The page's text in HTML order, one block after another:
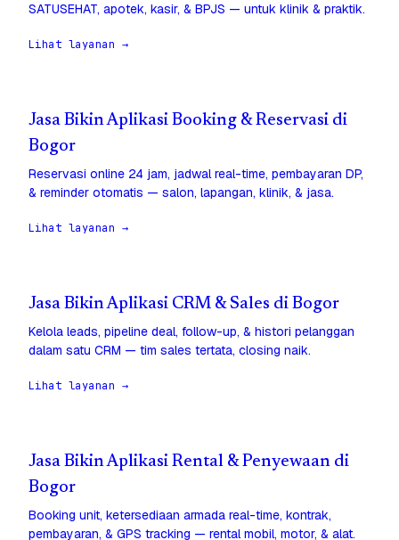
SATUSEHAT, apotek, kasir, & BPJS — untuk klinik & praktik.
Lihat layanan →
Jasa Bikin Aplikasi Booking & Reservasi di
Bogor
Reservasi online 24 jam, jadwal real-time, pembayaran DP,
& reminder otomatis — salon, lapangan, klinik, & jasa.
Lihat layanan →
Jasa Bikin Aplikasi CRM & Sales di Bogor
Kelola leads, pipeline deal, follow-up, & histori pelanggan
dalam satu CRM — tim sales tertata, closing naik.
Lihat layanan →
Jasa Bikin Aplikasi Rental & Penyewaan di
Bogor
Booking unit, ketersediaan armada real-time, kontrak,
pembayaran, & GPS tracking — rental mobil, motor, & alat.